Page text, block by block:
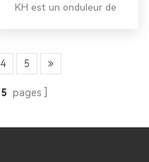
KH est un onduleur de
ports 70 A, de 4 MPPT (20 A
max), d'un fonctionnement
en parallèle (jusqu'à 6
unités), d'une sauvegarde
large compatibilité avec les
4 5
5 pages